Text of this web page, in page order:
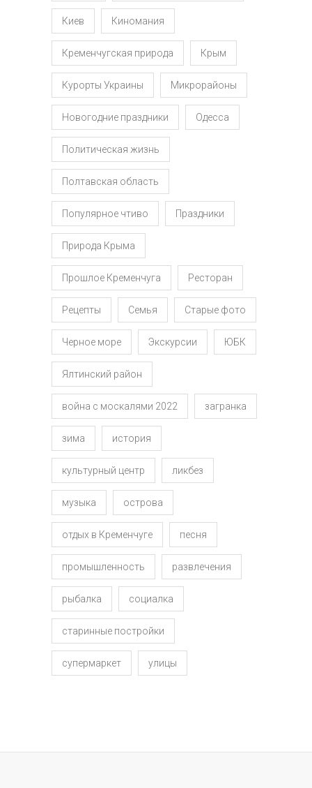
Киев Киномания
Кременчугская природа Крым
Курорты Украины Микрорайоны
Новогодние праздники Одесса
Политическая жизнь
Полтавская область
Популярное чтиво Праздники
Природа Крыма
Прошлое Кременчуга Ресторан
Рецепты Семья Старые фото
Черное море Экскурсии ЮБК
Ялтинский район
война с москалями 2022 загранка
зима история
культурный центр ликбез
музыка острова
отдых в Кременчуге песня
промышленность развлечения
рыбалка социалка
старинные постройки
супермаркет улицы